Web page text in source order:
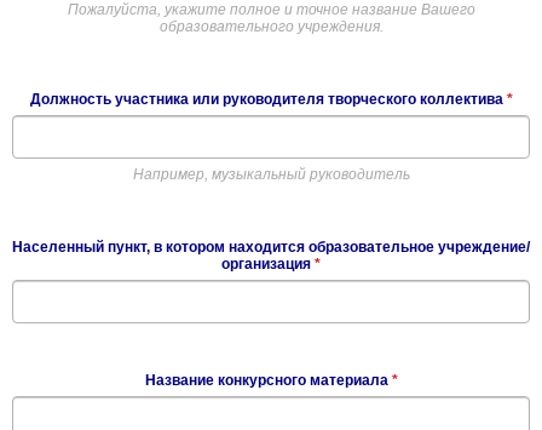
Пожалуйста, укажите полное и точное название Вашего
образовательного учреждения.
Должность участника или руководителя творческого коллектива *
Например, музыкальный руководитель
Населенный пункт, в котором находится образовательное учреждение/
организация *
Название конкурсного материала *